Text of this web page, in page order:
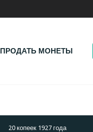
ПРОДАТЬ МОНЕТЫ
20 копеек 1927 года